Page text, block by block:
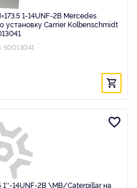
1-14UNF-2B Mercedes
установку Carrier Kolbenschmidt
50013041
1''-14UNF-2B \MB/Caterpillar на